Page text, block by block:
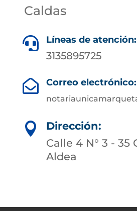
Caldas
 Líneas de atención:
3135895725
 Correo electrónico:

Dirección:
Calle 4 N° 3 - 35
Aldea